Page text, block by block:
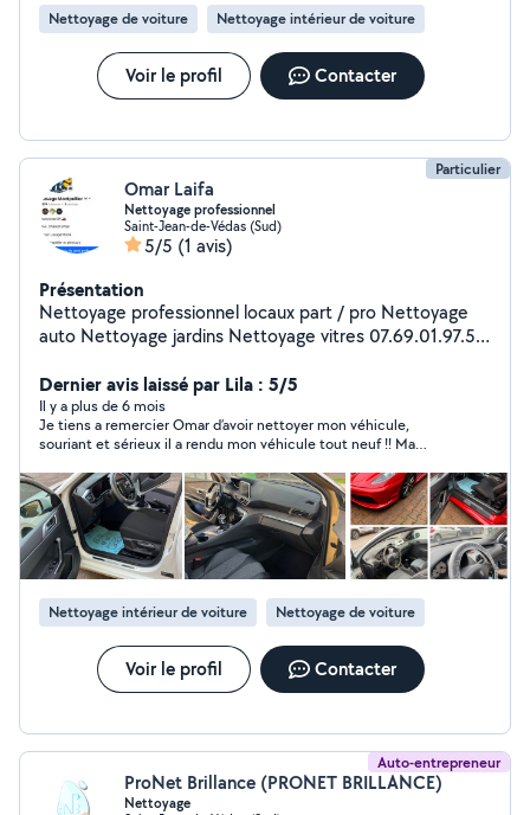
Nettoyage de voiture Nettoyage intérieur de voiture
Voir le profil Contacter
Particulier
Omar Laifa
Nettoyage professionnel
Saint-Jean-de-Védas (Sud)
5/5 (1 avis)
Présentation
Nettoyage professionnel locaux part / pro Nettoyage
auto Nettoyage jardins Nettoyage vitres 07.69.01.97.56
serez que satisfait !
Dernier avis laissé par Lila : 5/5
Il y a plus de 6 mois
Je tiens a remercier Omar d’avoir nettoyer mon véhicule,
souriant et sérieux il a rendu mon véhicule tout neuf !! Ma
services. Travail de qualité à prix très abordable
Nettoyage intérieur de voiture Nettoyage de voiture
Voir le profil Contacter
Auto-entrepreneur
ProNet Brillance (PRONET BRILLANCE)
Nettoyage